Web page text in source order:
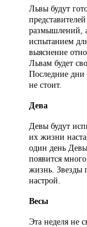
Львы будут
размышлений,
испытанием
выяснение
Львам будет
Последние дни
не стоит.
Дева
Девы будут
их жизни
один день
появится
жизнь. Звезды
настрой.
Весы
Эта неделя не